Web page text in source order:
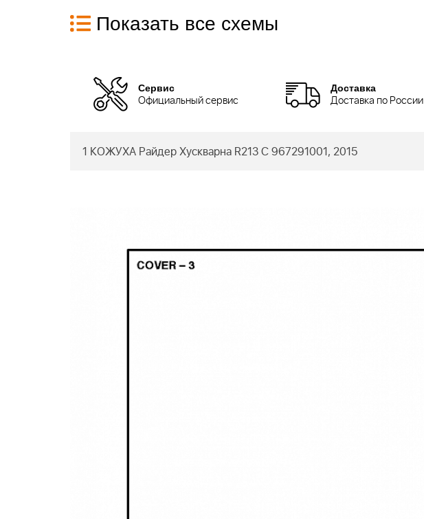
Показать все схемы
Сервис
Официальный сервис
Доставка
Доставка по России
1 КОЖУХА Райдер Хускварна R213 C 967291001, 2015